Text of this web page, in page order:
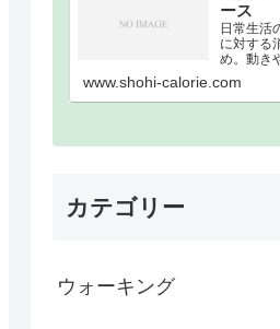
ース
日常生活
に対する
め。動き
類。消費
ーキング
歩900歩
www.shohi-calorie.com
カテゴリー
ウォーキング